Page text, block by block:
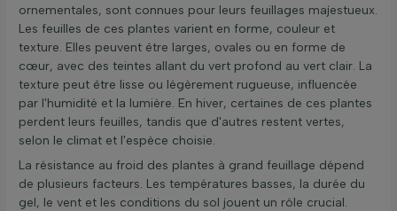
ornementales, sont connues pour leurs feuillages majestueux.
Les feuilles de ces plantes varient en forme, couleur et
texture. Elles peuvent être larges, ovales ou en forme de
cœur, avec des teintes allant du vert profond au vert clair. La
texture peut être lisse ou légèrement rugueuse, influencée
par l'humidité et la lumière. En hiver, certaines de ces plantes
perdent leurs feuilles, tandis que d'autres restent vertes,
selon le climat et l'espèce choisie.
La résistance au froid des plantes à grand feuillage dépend
de plusieurs facteurs. Les températures basses, la durée du
gel, le vent et les conditions du sol jouent un rôle crucial.